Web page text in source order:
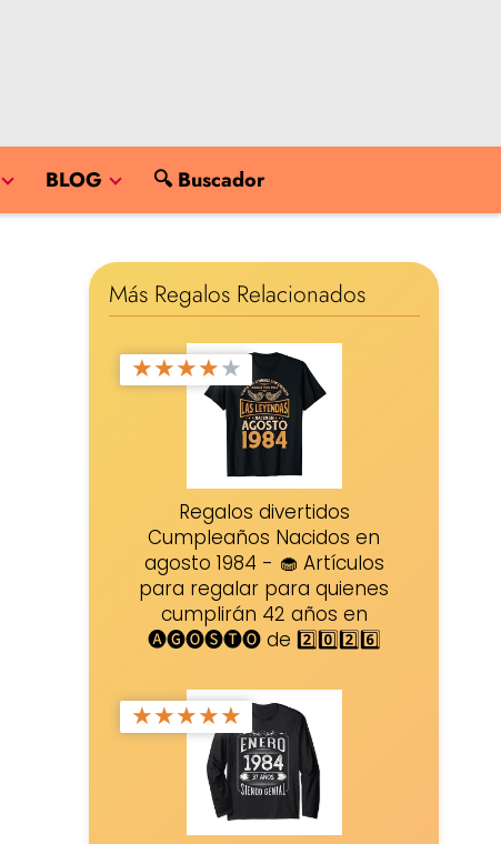
BLOG 🔍 Buscador
Más Regalos Relacionados
★★★★★
Regalos divertidos
Cumpleaños Nacidos en
agosto 1984 - 🧁 Artículos
para regalar para quienes
cumplirán 42 años en
🅐🅖🅞🅢🅣🅞 de 2️⃣0️⃣2️⃣6️⃣
★★★★★